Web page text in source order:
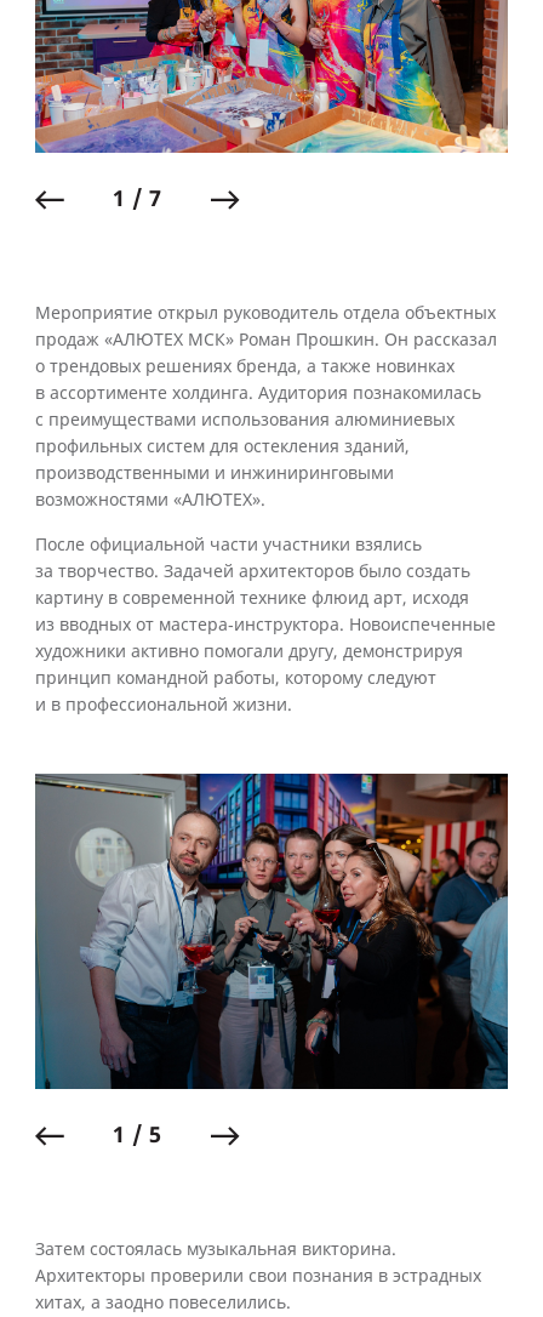
1 / 7
Мероприятие открыл руководитель отдела объектных
продаж «АЛЮТЕХ МСК» Роман Прошкин. Он рассказал
о трендовых решениях бренда, а также новинках
в ассортименте холдинга. Аудитория познакомилась
с преимуществами использования алюминиевых
профильных систем для остекления зданий,
производственными и инжиниринговыми
возможностями «АЛЮТЕХ».
После официальной части участники взялись
за творчество. Задачей архитекторов было создать
картину в современной технике флюид арт, исходя
из вводных от мастера‑инструктора. Новоиспеченные
художники активно помогали другу, демонстрируя
принцип командной работы, которому следуют
и в профессиональной жизни.
1 / 5
Затем состоялась музыкальная викторина.
Архитекторы проверили свои познания в эстрадных
хитах, а заодно повеселились.